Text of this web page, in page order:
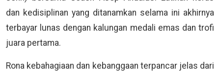
dan kedisiplinan yang ditanamkan selama ini akhirnya
terbayar lunas dengan kalungan medali emas dan trofi
juara pertama.
Rona kebahagiaan dan kebanggaan terpancar jelas dari